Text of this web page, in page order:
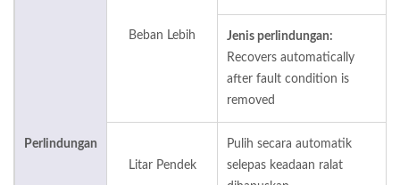
Perlindungan
Beban Lebih
Jenis perlindungan:
Recovers automatically
after fault condition is
removed
Litar Pendek
Pulih secara automatik
selepas keadaan ralat